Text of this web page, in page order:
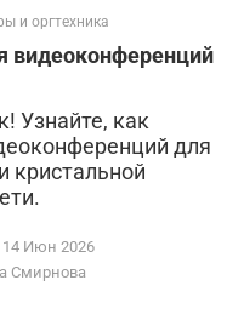
и оргтехника
видеоконференций
Узнайте, как
для
кристальной
14 Июн 2026
Смирнова